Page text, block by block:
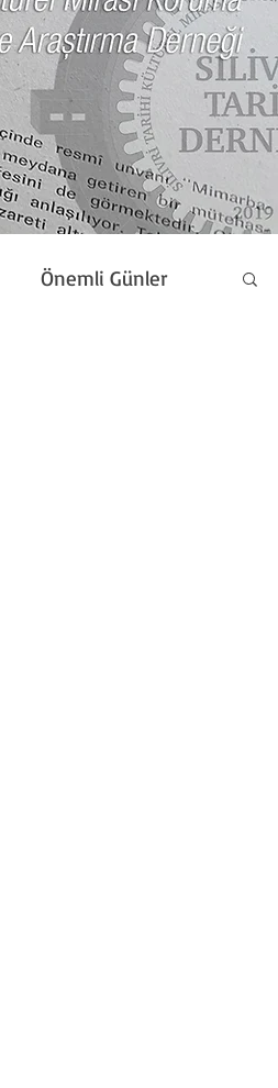
Önemli Günler